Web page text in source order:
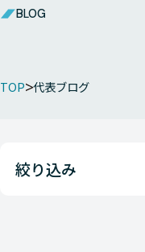
BLOG
TOP 代表ブログ
絞り込み